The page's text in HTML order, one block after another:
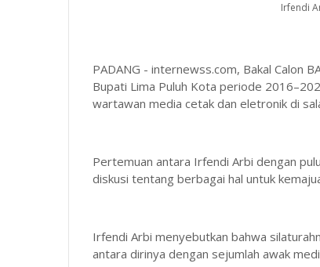
Irfendi
PADANG - internewss.com, Bakal Calon
Bupati Lima Puluh Kota periode
wartawan media cetak dan eletronik di
Pertemuan antara Irfendi Arbi dengan
diskusi tentang berbagai hal untuk
Irfendi Arbi menyebutkan bahwa
antara dirinya dengan sejumlah awak